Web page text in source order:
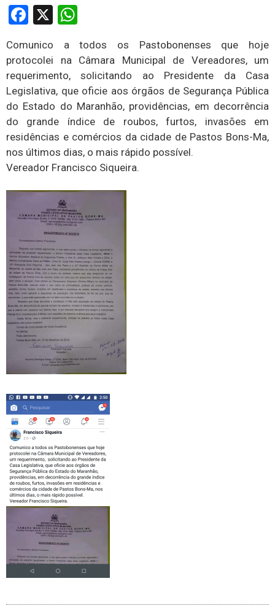
Facebook
X
Comunico a todos os Pastobonenses que hoje
protocolei na Câmara Municipal de Vereadores, um
requerimento, solicitando ao Presidente da Casa
Legislativa, que oficie aos órgãos de Segurança Pública
do Estado do Maranhão, providências, em decorrência
do grande índice de roubos, furtos, invasões em
residências e comércios da cidade de Pastos Bons-Ma,
nos últimos dias, o mais rápido possível.
Vereador Francisco Siqueira.